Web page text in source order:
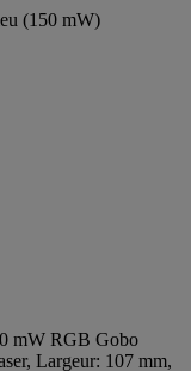
(150 mW)
mW RGB Gobo
Largeur: 107 mm,